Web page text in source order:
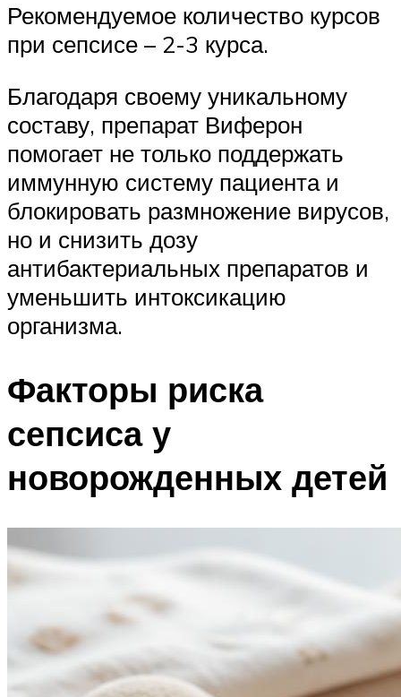
Рекомендуемое количество курсов
при сепсисе – 2-3 курса.
Благодаря своему уникальному
составу, препарат Виферон
помогает не только поддержать
иммунную систему пациента и
блокировать размножение вирусов,
но и снизить дозу
антибактериальных препаратов и
уменьшить интоксикацию
организма.
Факторы риска
сепсиса у
новорожденных детей